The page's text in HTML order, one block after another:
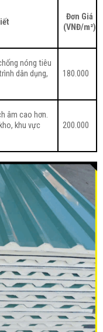
Đơn Giá
(VNĐ/m²)
nóng tiêu
dân dụng,
180.000
âm cao hơn.
khu vực
200.000